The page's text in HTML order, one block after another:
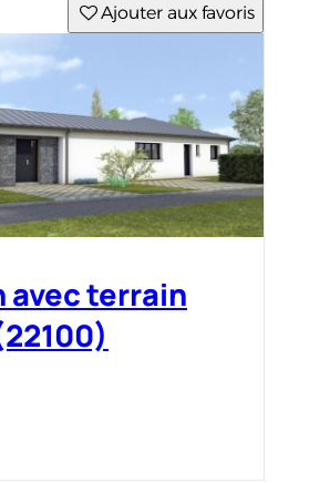
Ajouter aux favoris
avec terrain